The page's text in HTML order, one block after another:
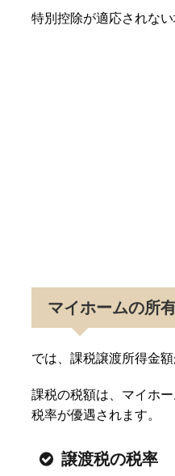
特別控除が適応されな
マイホームの所
では、課税譲渡所得金
課税の税額は、マイホ
税率が優遇されます。
譲渡税の税率